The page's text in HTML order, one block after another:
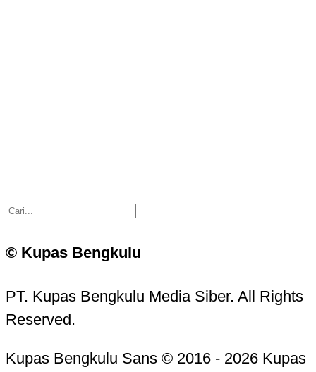
© Kupas Bengkulu
PT. Kupas Bengkulu Media Siber. All Rights
Reserved.
Kupas Bengkulu Sans © 2016 - 2026 Kupas